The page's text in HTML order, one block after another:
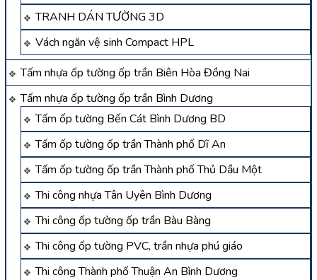
TRANH DÁN TƯỜNG 3D
Vách ngăn vệ sinh Compact HPL
Tấm nhựa ốp tường ốp trần Biên Hòa Đồng Nai
Tấm nhựa ốp tường ốp trần Bình Dương
Tấm ốp tường Bến Cát Bình Dương BD
Tấm ốp tường ốp trần Thành phố Dĩ An
Tấm ốp tường ốp trần Thành phố Thủ Dầu Một
Thi công nhựa Tân Uyên Bình Dương
Thi công ốp tường ốp trần Bàu Bàng
Thi công ốp tường PVC, trần nhựa phú giáo
Thi công Thành phố Thuận An Bình Dương